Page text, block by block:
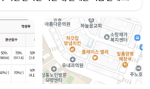
은 광고 [X]를 누르면 내용이 보입니다